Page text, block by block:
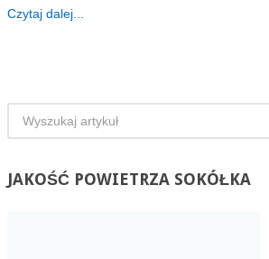
Czytaj dalej...
JAKOŚĆPOWIETRZA SOKÓŁKA